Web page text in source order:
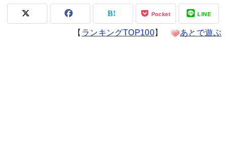
Pocket LINE
【 ランキングTOP100】 あとで遊ぶ